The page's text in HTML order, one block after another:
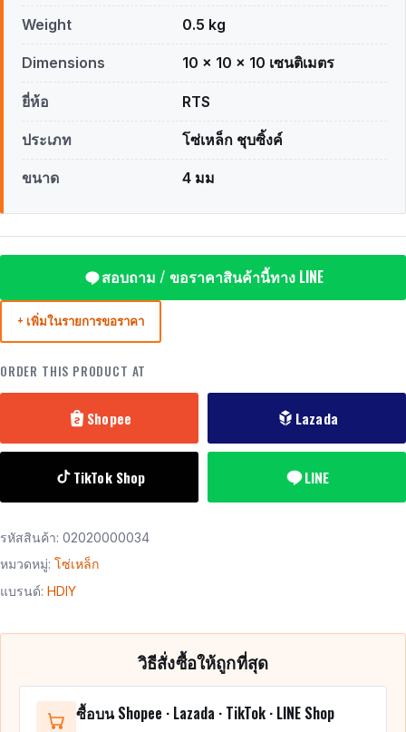
Weight 0.5 kg
Dimensions 10 × 10 × 10 เซนติเมตร
ยี่ห้อ RTS
ประเภท โซ่เหล็ก ชุบซิ้งค์
ขนาด 4 มม
สอบถาม / ขอราคาสินค้านี้ทาง LINE
+ เพิ่มในรายการขอราคา
ORDER THIS PRODUCT AT
Shopee Lazada
TikTok Shop LINE
รหัสสินค้า: 02020000034
หมวดหมู่: โซ่เหล็ก
แบรนด์: HDIY
วิธีสั่งซื้อให้ถูกที่สุด
ซื้อบน Shopee · Lazada · TikTok · LINE Shop